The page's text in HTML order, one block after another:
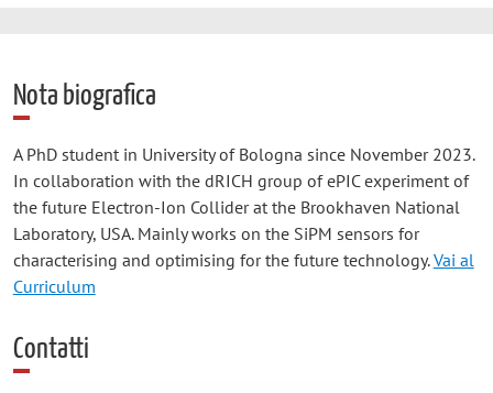
Nota biografica
A PhD student in University of Bologna since November 2023.
In collaboration with the dRICH group of ePIC experiment of
the future Electron-Ion Collider at the Brookhaven National
Laboratory, USA. Mainly works on the SiPM sensors for
characterising and optimising for the future technology.Vai al
Curriculum
Contatti